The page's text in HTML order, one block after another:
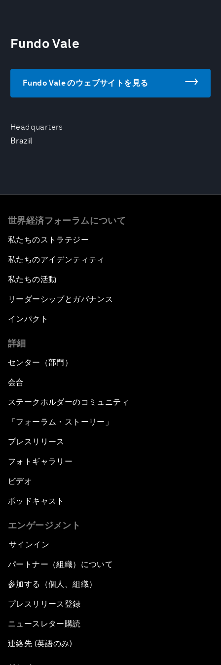
Headquarters
Brazil
Fundo Vale
Fundo Vale のウェブサイトを見る
世界経済フォーラムについて
私たちのストラテジー
私たちのアイデンティティ
私たちの活動
リーダーシップとガバナンス
インパクト
詳細
センター（部門）
会合
ステークホルダーのコミュニティ
「フォーラム・ストーリー」
プレスリリース
フォトギャラリー
ビデオ
ポッドキャスト
エンゲージメント
サインイン
パートナー（組織）について
参加する（個人、組織）
プレスリリース登録
ニュースレター購読
連絡先 (英語のみ)